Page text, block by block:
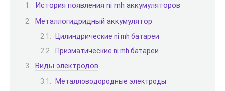
История появления ni mh аккумуляторов
Металлогидридный аккумулятор
Цилиндрические ni mh батареи
Призматические ni mh батареи
Виды электродов
Металловодородные электроды